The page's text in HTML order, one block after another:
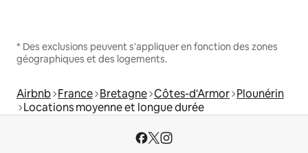
* Des exclusions peuvent s'appliquer en fonction des zones
géographiques et des logements.
Airbnb France Bretagne Côtes-d'Armor Plounérin
Locations moyenne et longue durée